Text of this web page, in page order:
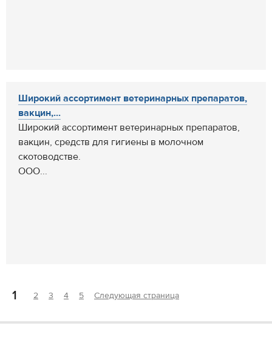
Широкий ассортимент ветеринарных препаратов,
вакцин,...
Широкий ассортимент ветеринарных препаратов,
вакцин, средств для гигиены в молочном
скотоводстве.
ООО...
1 2 3 4 5 Следующая страница